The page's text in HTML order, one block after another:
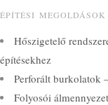
ÉPÍTÉSI MEGOLDÁSOK
Hőszigetelő
építésekhez
Perforált burkolatok
Folyosói